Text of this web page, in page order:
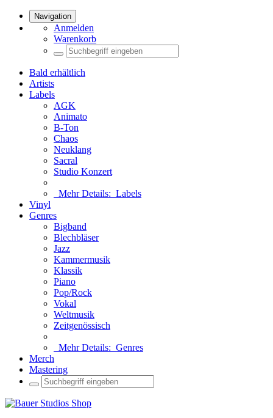
Navigation
Anmelden
Warenkorb
Bald erhältlich
Artists
Labels
AGK
Animato
B-Ton
Chaos
Neuklang
Sacral
Studio Konzert
Mehr Details: Labels
Vinyl
Genres
Bigband
Blechbläser
Jazz
Kammermusik
Klassik
Piano
Pop/Rock
Vokal
Weltmusik
Zeitgenössisch
Mehr Details: Genres
Merch
Mastering